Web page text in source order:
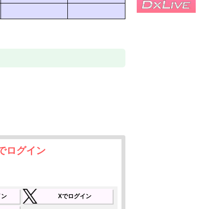
してゾクゾク…(//∇//)❤️
たっぷりお届けしちゃいます✨
、楽しく配信中❤️
ログイン
Xでログイン